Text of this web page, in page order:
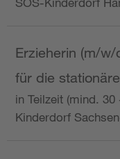
Erzieherin (m/
für die
in Teilzeit (mind.
Kinderdorf